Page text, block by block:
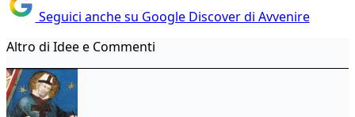
Seguici anche su Google Discover di Avvenire
Altro di Idee e Commenti